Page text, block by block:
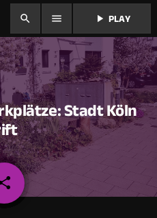
search menu play_arrow PLAY
Stadt Köln